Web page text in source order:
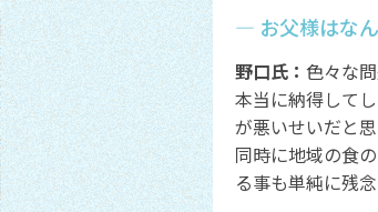
― お父様はな
野口氏： 色々な
本当に納得して
が悪いせいだと思
同時に地域の食
る事も単純に残念